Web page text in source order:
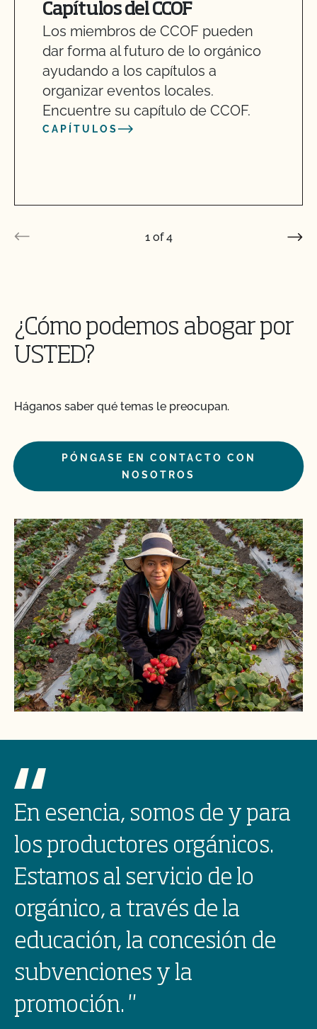
Capítulos del CCOF
Los miembros de CCOF pueden
dar forma al futuro de lo orgánico
ayudando a los capítulos a
organizar eventos locales.
Encuentre su capítulo de CCOF.
CAPÍTULOS
1 of 4
¿Cómo podemos abogar por
USTED?
Háganos saber qué temas le preocupan.
PÓNGASE EN CONTACTO CON
NOSOTROS
En esencia, somos de y para
los productores orgánicos.
Estamos al servicio de lo
orgánico, a través de la
educación, la concesión de
subvenciones y la
promoción. "